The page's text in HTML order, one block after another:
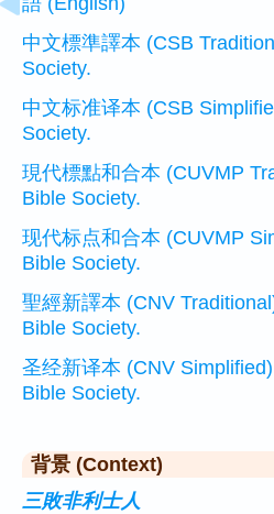
中文標準譯本 (CSB
Society.
中文标准译本 (CSB
Society.
現代標點和合本 (CUVMP
Bible Society.
现代标点和合本 (CUVMP
Bible Society.
聖經新譯本 (CNV
Bible Society.
圣经新译本 (CNV
Bible Society.
背景 (Context)
三敗非利士人